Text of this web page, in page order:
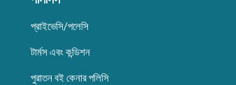
প্রাইভেসি/পলেসি
টার্মস এবং কন্ডিশন
পুরাতন বই কেনার পলিসি